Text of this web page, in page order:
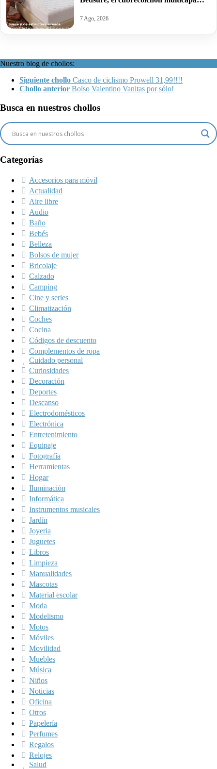
21,65€.
7 Ago, 2026
Nuestro blog de chollos:
Siguiente chollo Casco de ciclismo Prowell 31,99!!!!
Chollo anterior Bolso Valentino Vanitas por sólo!
Busca en nuestros chollos
Categorías
Accesorios para móvil
Actualidad
Aire libre
Audio
Baño
Bebés
Belleza
Bolsos de mujer
Bricolaje
Calzado
Camping
Cine y series
Climatización
Coches
Cocina
Códigos de descuento
Complementos de ropa
Cuidado personal
Curiosidades
Decoración
Deportes
Descanso
Electrodomésticos
Electrónica
Entretenimiento
Equipaje
Fotografía
Herramientas
Hogar
Iluminación
Informática
Instrumentos musicales
Jardín
Joyeria
Juguetes
Libros
Limpieza
Manualidades
Mascotas
Material escolar
Moda
Modelismo
Motos
Móviles
Movilidad
Muebles
Música
Niños
Noticias
Oficina
Otros
Papelería
Perfumes
Regalos
Relojes
Salud